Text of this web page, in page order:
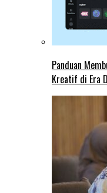
Panduan
Kreatif di Era